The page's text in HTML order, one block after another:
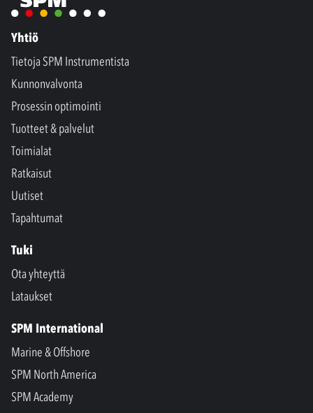
Yhtiö
Tietoja SPM Instrumentista
Kunnonvalvonta
Prosessin optimointi
Tuotteet & palvelut
Toimialat
Ratkaisut
Uutiset
Tapahtumat
Tuki
Ota yhteyttä
Lataukset
SPM International
Marine & Offshore
SPM North America
SPM Academy